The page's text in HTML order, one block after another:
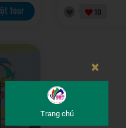
tour 10
×
Trang chủ